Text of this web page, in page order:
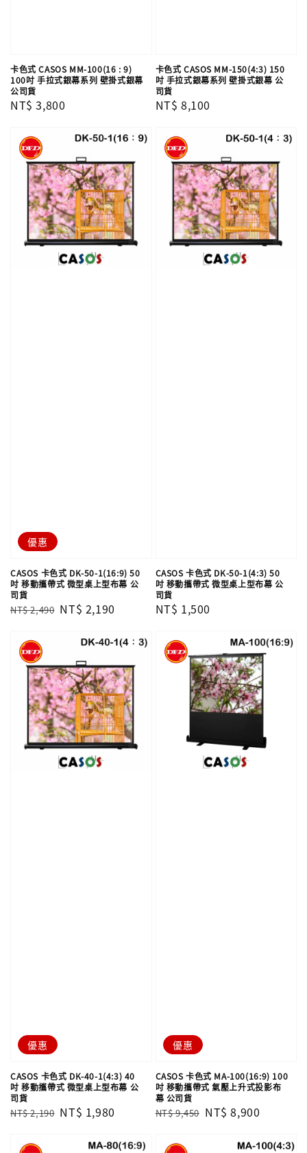
卡色式 CASOS MM-100(16 : 9)
100吋 手拉式銀幕系列 壁掛式銀幕
公司貨
Regular
NT$ 3,800
卡色式 CASOS MM-150(4:3) 150
吋 手拉式銀幕系列 壁掛式銀幕 公
司貨
Regular
NT$ 8,100
優惠
CASOS 卡色式 DK-50-1(16:9) 50
吋 移動攜帶式 微型桌上型布幕 公
司貨
Regular
NT$ 2,490 Sale
NT$ 2,190
CASOS 卡色式 DK-50-1(4:3) 50
吋 移動攜帶式 微型桌上型布幕 公
司貨
Regular
NT$ 1,500
優惠
CASOS 卡色式 DK-40-1(4:3) 40
吋 移動攜帶式 微型桌上型布幕 公
司貨
Regular
NT$ 2,190 Sale
NT$ 1,980
優惠
CASOS 卡色式 MA-100(16:9) 100
吋 移動攜帶式 氣壓上升式投影布
幕 公司貨
Regular
NT$ 9,450 Sale
NT$ 8,900